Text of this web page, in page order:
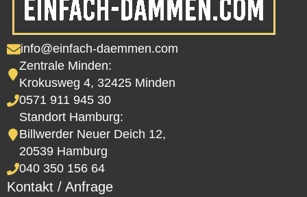
info@einfach-daemmen.com
Zentrale Minden:
Krokusweg 4, 32425 Minden
0571 911 945 30
Standort Hamburg:
Billwerder Neuer Deich 12,
20539 Hamburg
040 350 156 64
Kontakt / Anfrage